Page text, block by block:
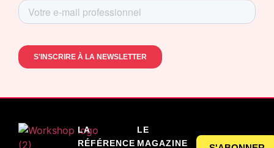
LA
RÉFÉRENCE
LE
MAGAZINE